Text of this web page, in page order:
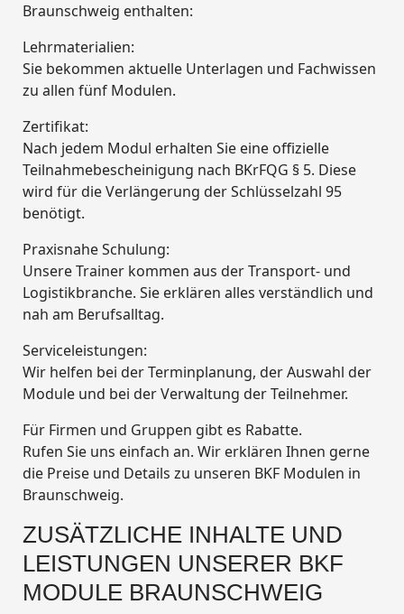
Braunschweig enthalten:
Lehrmaterialien:
Sie bekommen aktuelle Unterlagen und Fachwissen
zu allen fünf Modulen.
Zertifikat:
Nach jedem Modul erhalten Sie eine offizielle
Teilnahmebescheinigung nach BKrFQG § 5. Diese
wird für die Verlängerung der Schlüsselzahl 95
benötigt.
Praxisnahe Schulung:
Unsere Trainer kommen aus der Transport- und
Logistikbranche. Sie erklären alles verständlich und
nah am Berufsalltag.
Serviceleistungen:
Wir helfen bei der Terminplanung, der Auswahl der
Module und bei der Verwaltung der Teilnehmer.
Für Firmen und Gruppen gibt es Rabatte.
Rufen Sie uns einfach an. Wir erklären Ihnen gerne
die Preise und Details zu unseren BKF Modulen in
Braunschweig.
ZUSÄTZLICHE INHALTE UND
LEISTUNGEN UNSERER BKF
MODULE BRAUNSCHWEIG